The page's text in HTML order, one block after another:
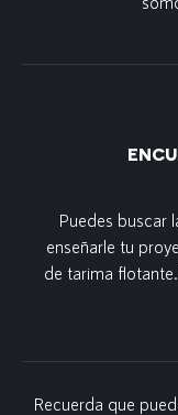
Puedes buscar
enseñarle tu
de tarima
Recuerda que